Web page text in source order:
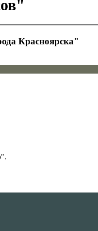
Красноярска"